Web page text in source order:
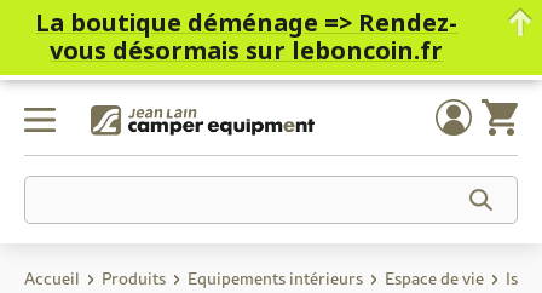
Skip
content
Accueil Produits Equipements intérieurs Espace de vie
La boutique déménage =>Rendez-
vous désormais sur leboncoin.fr